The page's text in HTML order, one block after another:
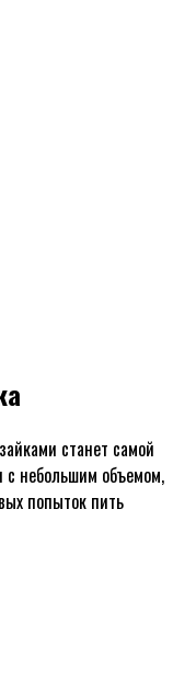
станет самой
с небольшим объемом,
попыток пить